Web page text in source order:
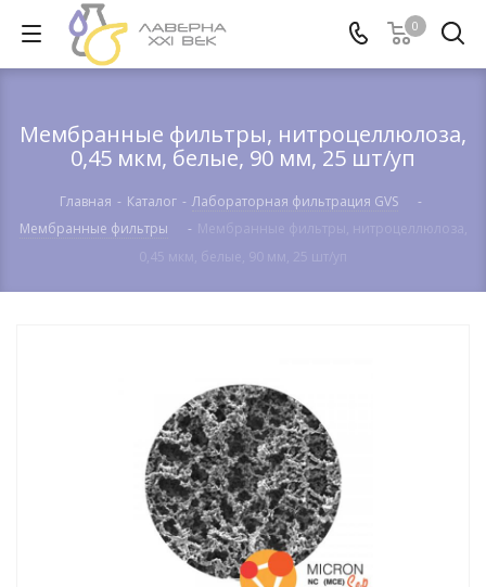
0
Мембранные фильтры, нитроцеллюлоза,
0,45 мкм, белые, 90 мм, 25 шт/уп
Главная - Каталог - Лабораторная фильтрация GVS
-
Мембранные фильтры
-